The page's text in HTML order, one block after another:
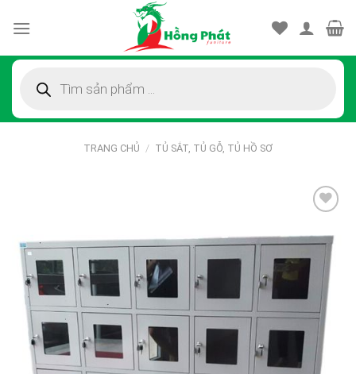
kiếm
TRANG CHỦ / TỦ SẮT, TỦ GỖ, TỦ HỒ SƠ
Thêm
sản
phẩm
yêu
thích